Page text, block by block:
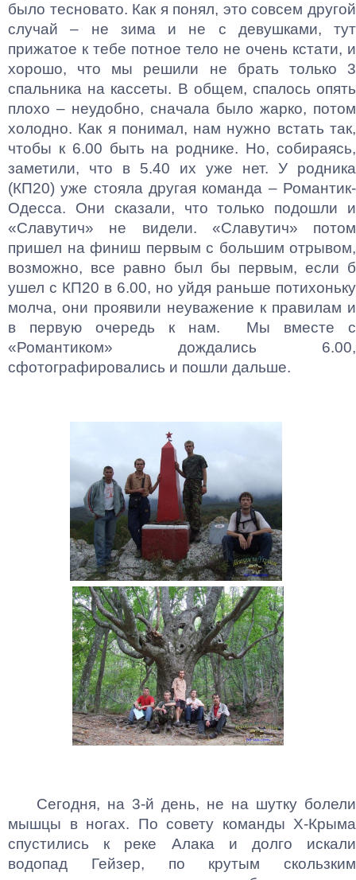
было тесновато. Как я понял, это совсем другой
случай – не зима и не с девушками, тут
прижатое к тебе потное тело не очень кстати, и
хорошо, что мы решили не брать только 3
спальника на кассеты. В общем, спалось опять
плохо – неудобно, сначала было жарко, потом
холодно. Как я понимал, нам нужно встать так,
чтобы к 6.00 быть на роднике. Но, собираясь,
заметили, что в 5.40 их уже нет. У родника
(КП20) уже стояла другая команда – Романтик-
Одесса. Они сказали, что только подошли и
«Славутич» не видели. «Славутич» потом
пришел на финиш первым с большим отрывом,
возможно, все равно был бы первым, если б
ушел с КП20 в 6.00, но уйдя раньше потихоньку
молча, они проявили неуважение к правилам и
в первую очередь к нам. Мы вместе с
«Романтиком» дождались 6.00,
сфотографировались и пошли дальше.
Сегодня, на 3-й день, не на шутку болели
мышцы в ногах. По совету команды Х-Крыма
спустились к реке Алака и долго искали
водопад Гейзер, по крутым скользким